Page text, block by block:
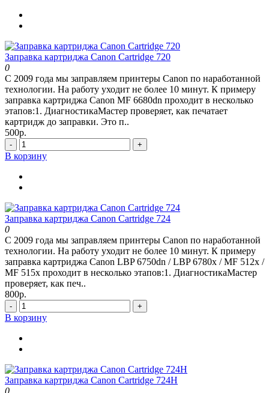
Заправка картриджа Canon Cartridge 720
0
С 2009 года мы заправляем принтеры Canon по наработанной
технологии. На работу уходит не более 10 минут. К примеру
заправка картриджа Canon MF 6680dn проходит в несколько
этапов:1. ДиагностикаМастер проверяет, как печатает
картридж до заправки. Это п..
500р.
- +
В корзину
Заправка картриджа Canon Cartridge 724
0
С 2009 года мы заправляем принтеры Canon по наработанной
технологии. На работу уходит не более 10 минут. К примеру
заправка картриджа Canon LBP 6750dn / LBP 6780x / MF 512x /
MF 515x проходит в несколько этапов:1. ДиагностикаМастер
проверяет, как печ..
800р.
- +
В корзину
Заправка картриджа Canon Cartridge 724H
0